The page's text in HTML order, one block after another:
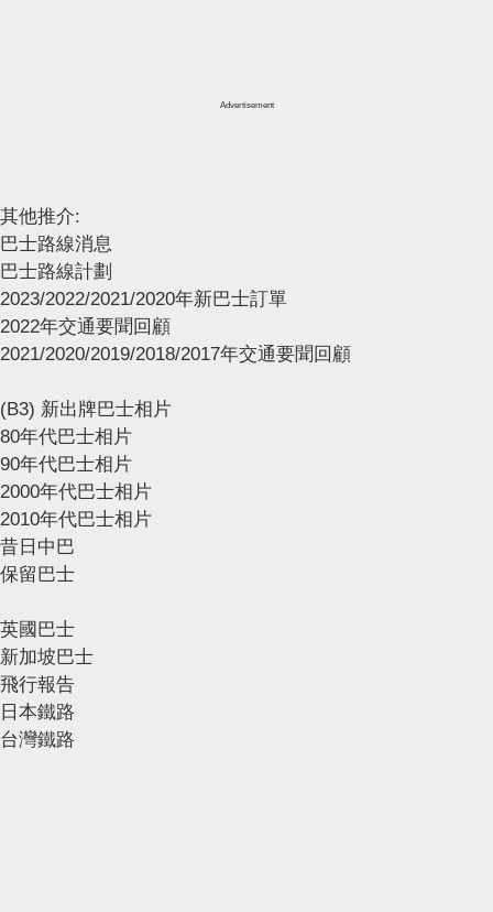
Advertisement
其他推介:
巴士路線消息
巴士路線計劃
2023/2022/2021/2020年新巴士訂單
2022年交通要聞回顧
2021/2020/2019/2018/2017年交通要聞回顧
(B3) 新出牌巴士相片
80年代巴士相片
90年代巴士相片
2000年代巴士相片
2010年代巴士相片
昔日中巴
保留巴士
英國巴士
新加坡巴士
飛行報告
日本鐵路
台灣鐵路